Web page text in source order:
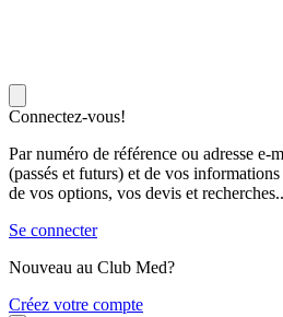
Connectez-vous!
Par numéro de référence ou adresse e-
(passés et futurs) et de vos
de vos options, vos devis et
Se connecter
Nouveau au Club Med?
Créez votre compte